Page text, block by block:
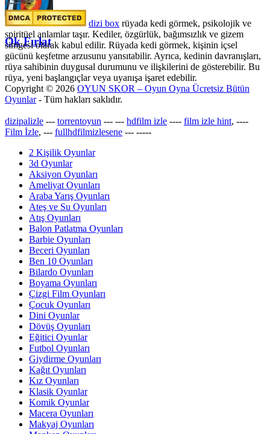
Ok Fırlat
dizi box rüyada kedi görmek​, psikolojik ve
spiritüel anlamlar taşır. Kediler, özgürlük, bağımsızlık ve gizem
simgesi olarak kabul edilir. Rüyada kedi görmek, kişinin içsel
gücünü keşfetme arzusunu yansıtabilir. Ayrıca, kedinin davranışları,
rüya sahibinin duygusal durumunu ve ilişkilerini de gösterebilir. Bu
rüya, yeni başlangıçlar veya uyanışa işaret edebilir.
Copyright © 2026 OYUN SKOR – Oyun Oyna Ücretsiz Bütün
Oyunlar- Tüm hakları saklıdır.
dizipalizle --- torrentoyun --- --- hdfilm izle ---- film izle hint, ----
Film İzle, --- fullhdfilmizlesene --- -----
2 Kişilik Oyunlar
3d Oyunlar
Aksiyon Oyunları
Ameliyat Oyunları
Araba Yarış Oyunları
Ateş ve Su Oyunları
Atış Oyunları
Balon Patlatma Oyunları
Barbie Oyunları
Beceri Oyunları
Ben 10 Oyunları
Bilardo Oyunları
Boyama Oyunları
Çizgi Film Oyunları
Çocuk Oyunları
Dini Oyunlar
Dövüş Oyunları
Eğitici Oyunlar
Futbol Oyunları
Giydirme Oyunları
Kağıt Oyunları
Kız Oyunları
Klasik Oyunlar
Komik Oyunlar
Macera Oyunları
Makyaj Oyunları